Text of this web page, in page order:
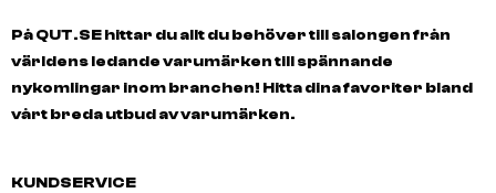
På QUT.SE hittar du allt du behöver till salongen från
världens ledande varumärken till spännande
nykomlingar inom branchen! Hitta dina favoriter bland
vårt breda utbud av varumärken.
KUNDSERVICE